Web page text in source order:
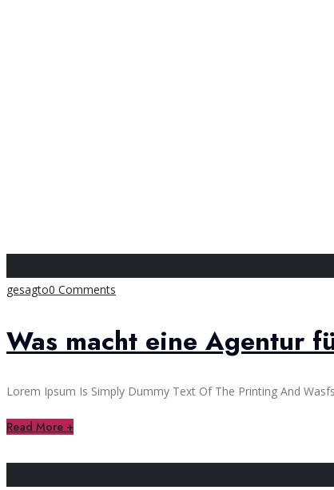
gesagto0 Comments
Was macht eine Agentur
Lorem Ipsum Is Simply Dummy Text Of The Printing And
Read More +